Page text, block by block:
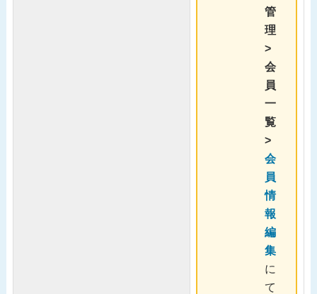
管
理
>
会
員
一
覧
>
会
員
情
報
編
集
に
て